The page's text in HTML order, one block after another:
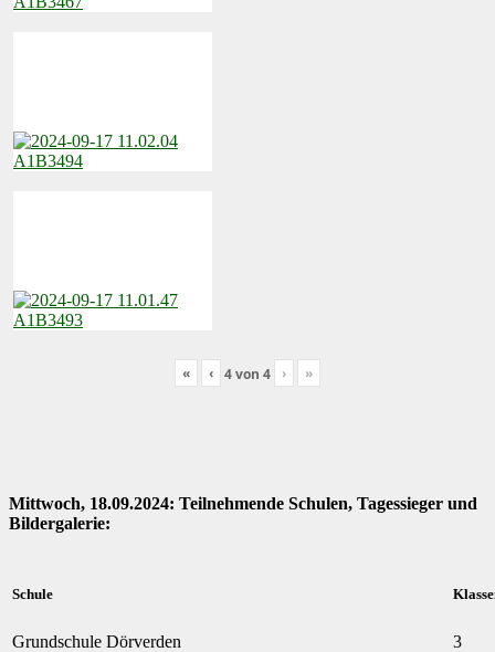
« ‹ 4von 4 › »
Mittwoch, 18.09.2024: Teilnehmende Schulen, Tagessieger und
Bildergalerie:
Schule
Grundschule Dörverden
3